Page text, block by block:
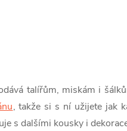
talířům, miskám i
, takže si s ní užijete jak
s dalšími kousky i